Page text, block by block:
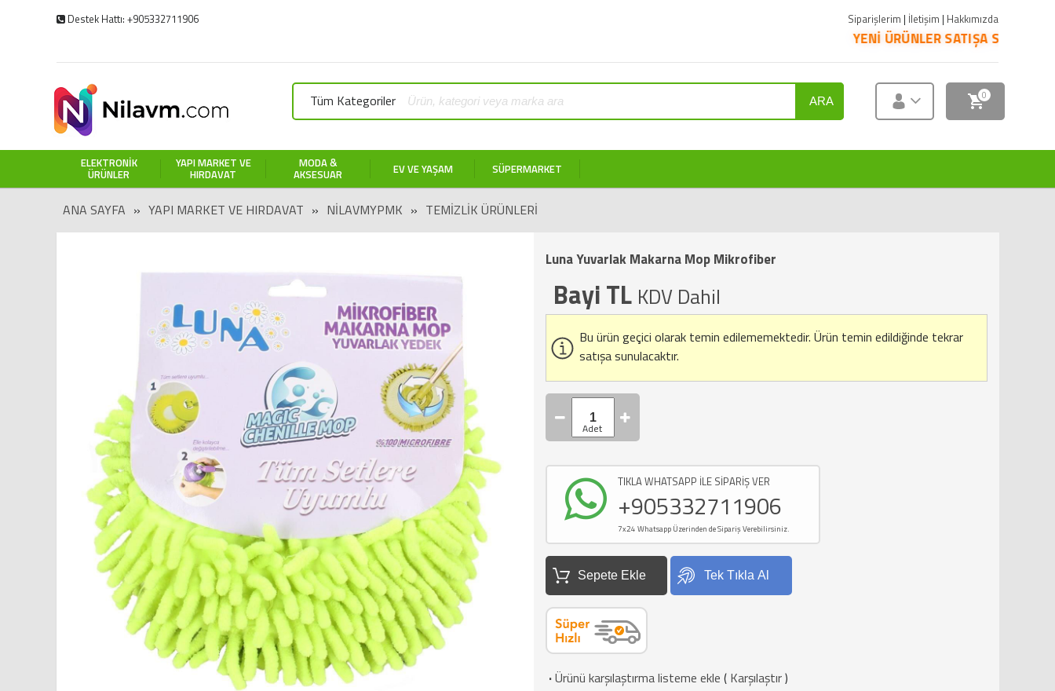
Destek Hattı: +905332711906 Siparişlerim | İletişim | Hakkımızda
YENİ ÜRÜNLER SATIŞA SUNULMUŞTUR.
Tüm Kategoriler ARA 0
ELEKTRONIK
ÜRÜNLER
YAPI MARKET VE
HIRDAVAT
MODA &
AKSESUAR EV VE YAŞAM SÜPERMARKET
ANA SAYFA » YAPI MARKET VE HIRDAVAT » NILAVMYPMK » TEMIZLIK ÜRÜNLERI
Luna Yuvarlak Makarna Mop Mikrofiber
Bayi TL KDV Dahil
Bu ürün geçici olarak temin edilememektedir. Ürün temin edildiğinde tekrar
satışa sunulacaktır.
TIKLA WHATSAPP İLE SİPARİŞ VER
+905332711906
7x24 Whatsapp Üzerinden de Sipariş Verebilirsiniz.
Sepete Ekle Tek Tıkla Al
·Ürünü karşılaştırma listeme ekle ( Karşılaştır)